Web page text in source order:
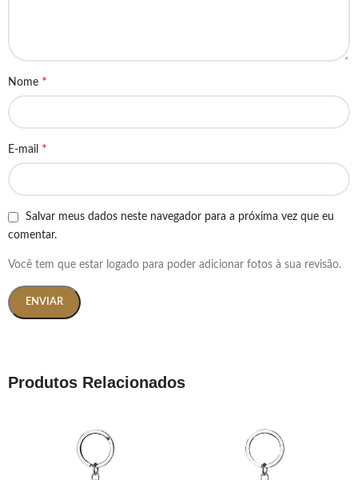
Nome *
E-mail *
Salvar meus dados neste navegador para a próxima vez que eu
comentar.
Você tem que estar logado para poder adicionar fotos à sua revisão.
Produtos Relacionados